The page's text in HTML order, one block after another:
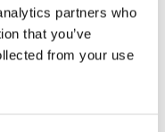
partners who
that you’ve
from your use